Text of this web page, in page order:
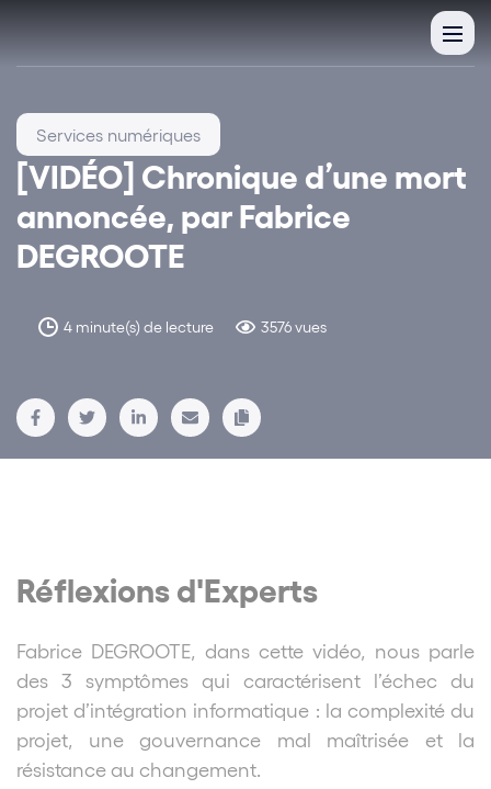
[VIDÉO] Chronique d’une mort
annoncée, par Fabrice
DEGROOTE
4 minute(s) de lecture 3576 vues
Services numériques
Réflexions d'Experts
Fabrice DEGROOTE, dans cette vidéo, nous parle
des 3 symptômes qui caractérisent l’échec du
projet d’intégration informatique : la complexité du
projet, une gouvernance mal maîtrisée et la
résistance au changement.